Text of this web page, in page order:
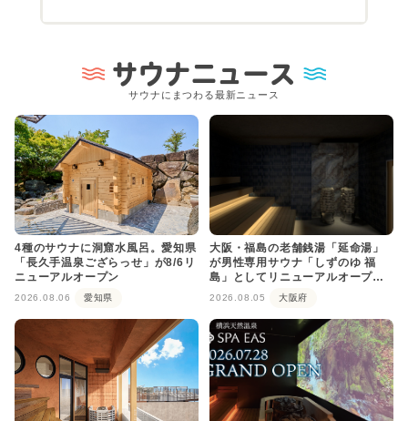
サウナニュース
サウナにまつわる最新ニュース
4種のサウナに洞窟水風呂。愛知県
「長久手温泉ござらっせ」が8/6リ
ニューアルオープン
2026.08.06 愛知県
大阪・福島の老舗銭湯「延命湯」
が男性専用サウナ「しずのゆ 福
島」としてリニューアルオープ
ン！
2026.08.05 大阪府